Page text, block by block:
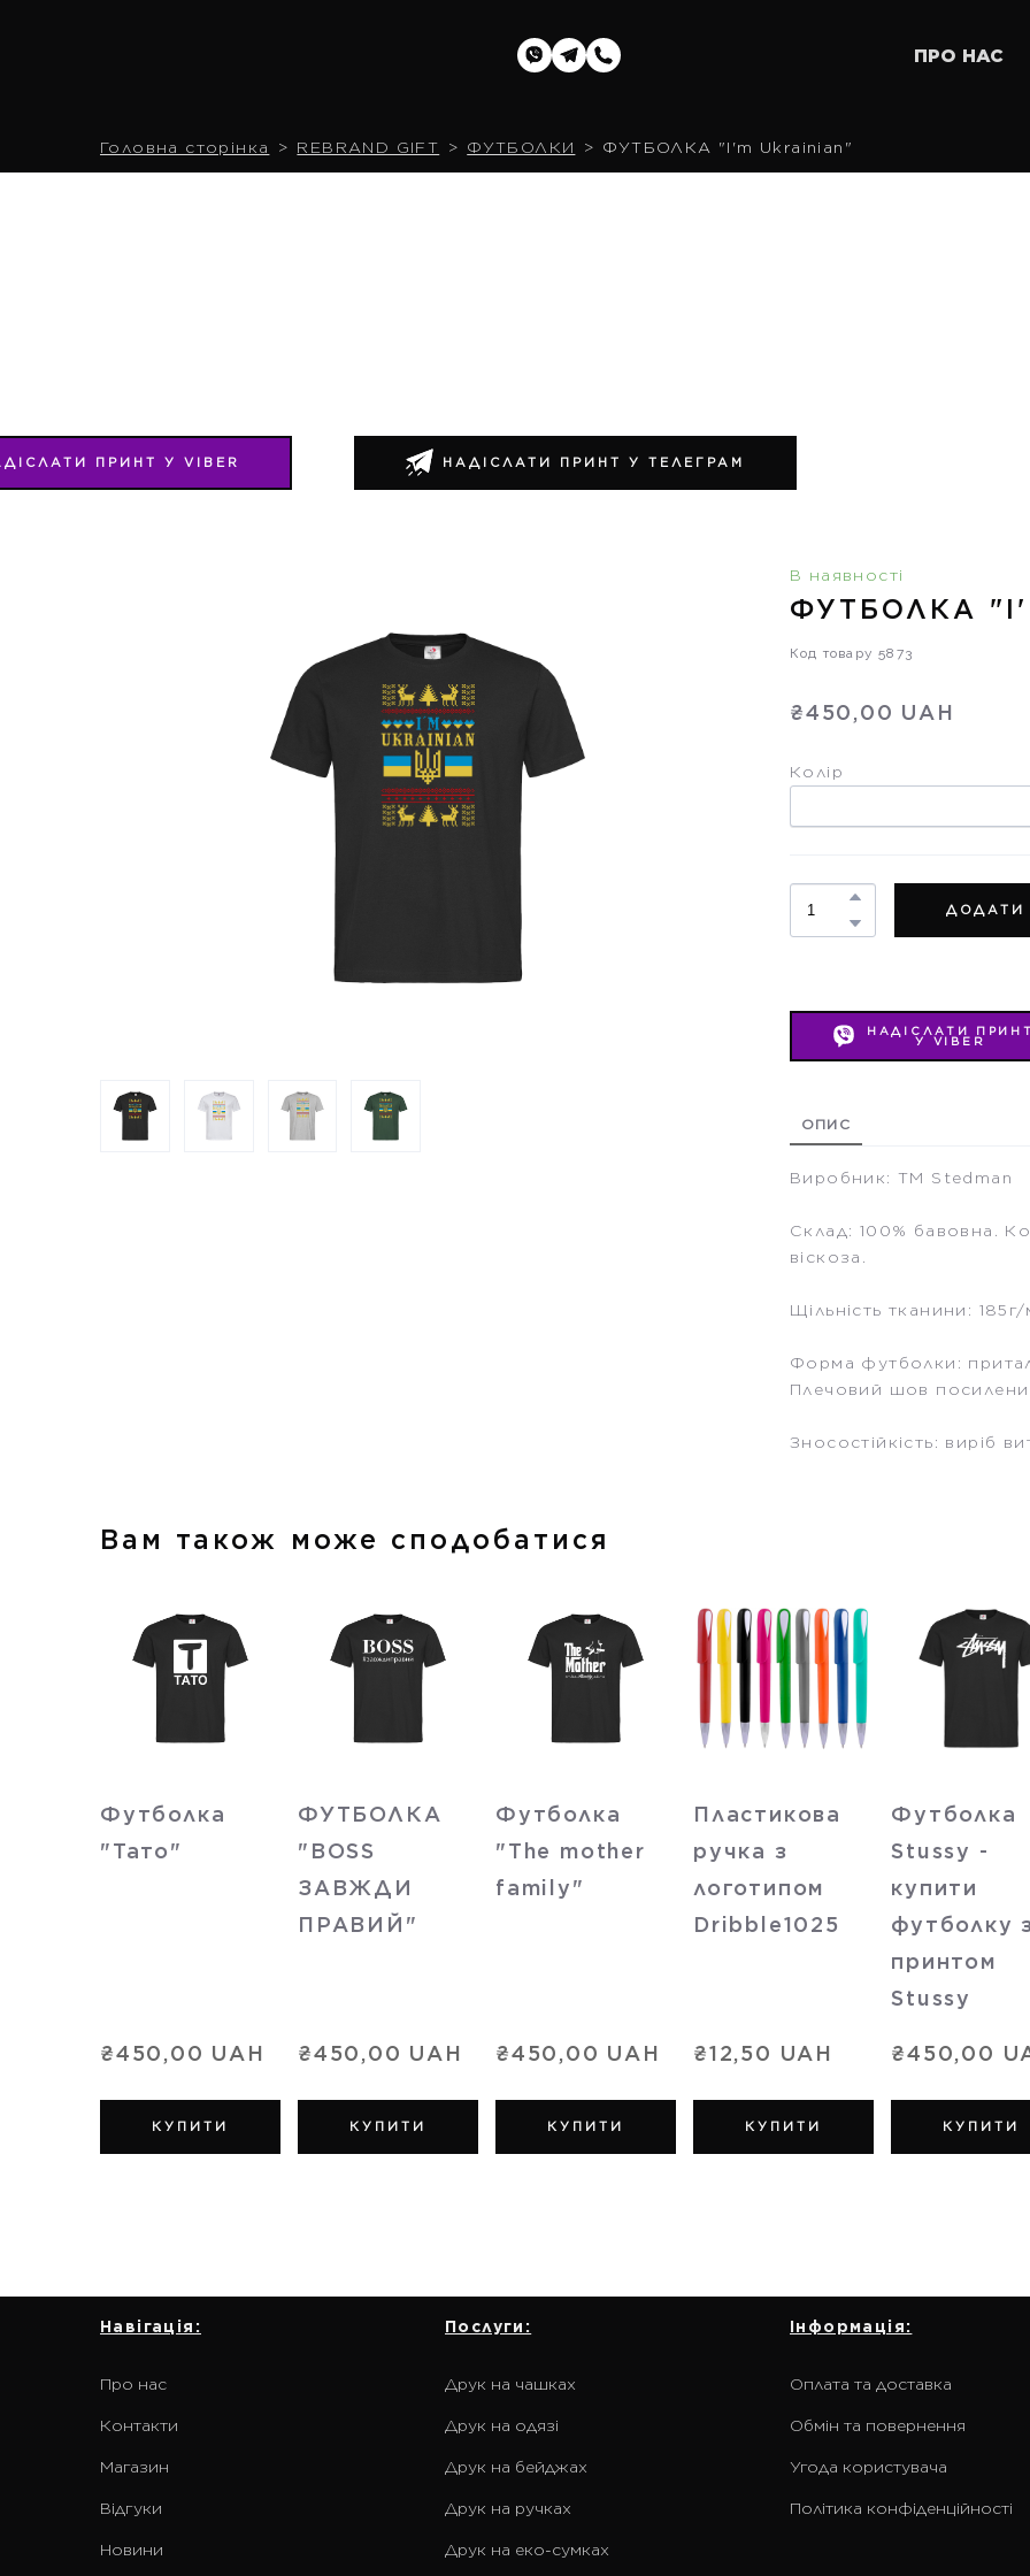
ПРО НАС
Головна сторінка REBRAND GIFT ФУТБОЛКИ ФУТБОЛКА "I'm Ukrainian"
ПРИНТ У VIBER НАДІСЛАТИ ПРИНТ У ТЕЛЕГРАМ
В наявності
ФУТБОЛКА
Код товару 5873
₴450,00 UAH
Колір
ДОДАТИ
НАДІСЛАТИ
У VIBER
ОПИС
Виробник: ТМ Stedman
Склад: 100% бавовна.
віскоза.
Щільність тканини:
Форма футболки:
Плечовий шов
Зносостійкість: виріб
Вам також може сподобатися
Футболка
"Тато"
₴450,00 UAH
КУПИТИ
ФУТБОЛКА
"BOSS
ЗАВЖДИ
ПРАВИЙ"
₴450,00 UAH
КУПИТИ
Футболка
"The mother
family"
₴450,00 UAH
КУПИТИ
Пластикова
ручка з
логотипом
Dribble1025
₴12,50 UAH
КУПИТИ
Футболка
Stussy -
купити
футболку
принтом
Stussy
₴450,00
КУПИТИ
Навігація:
Про нас
Контакти
Магазин
Відгуки
Новини
Послуги:
Друк на чашках
Друк на одязі
Друк на бейджах
Друк на ручках
Друк на еко-сумках
Інформація:
Оплата та доставка
Обмін та повернення
Угода користувача
Політика конфіденційності